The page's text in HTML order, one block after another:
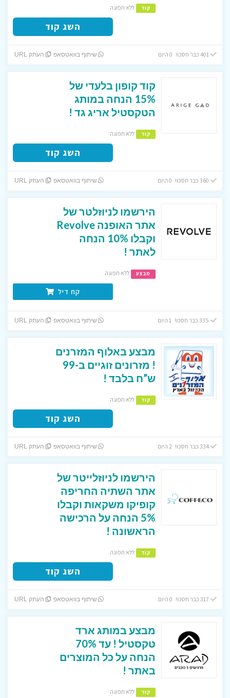
קוד ללא תפוגה
השג קוד
שיתוף בוואטסאפ העתק URL
קוד קופון בלעדי של
15% הנחה במותג
הטקסטיל אריג גד !
קוד ללא תפוגה
השג קוד
שיתוף בוואטסאפ העתק URL
הירשמו לניוזלטר של
אתר האופנה Revolve
וקבלו 10% הנחה
לאתר !
מבצע ללא תפוגה
קח דיל
שיתוף בוואטסאפ העתק URL
מבצע באלוף המזרנים
! מזרונים זוגיים ב-99
ש”ח בלבד !
קוד ללא תפוגה
השג קוד
334 כבר חסכו! 2 היום שיתוף בוואטסאפ העתק URL
הירשמו לניוזלייטר של
אתר השתיה החריפה
קופיקו משקאות וקבלו
5% הנחה על הרכישה
הראשונה !
קוד ללא תפוגה
השג קוד
שיתוף בוואטסאפ העתק URL
מבצע במותג ארד
טקסטיל ! עד 70%
הנחה על כל המוצרים
באתר !
קוד ללא תפוגה